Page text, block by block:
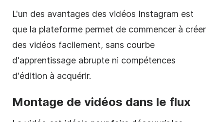
L'un des avantages des vidéos Instagram est
que la plateforme permet de commencer à créer
des vidéos facilement, sans courbe
d'apprentissage abrupte ni compétences
d'édition à acquérir.
Montage de vidéos dans le flux